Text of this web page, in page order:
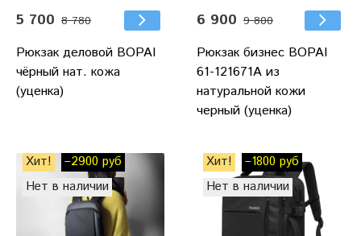
5 700 8 780
Рюкзак деловой BOPAI
чёрный нат. кожа
(уценка)
6 900 9 800
Рюкзак бизнес BOPAI
61-121671A из
натуральной кожи
черный (уценка)
Хит!
–2900 руб
Нет в наличии
Хит!
–1800 руб
Нет в наличии